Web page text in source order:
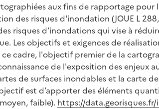
aux fins de rapportage pour
des risques d'inondation (JOUE L 288,
risques d’inondations qui vise à
Les objectifs et exigences de
cadre, l'objectif premier de la
de l'exposition des enjeux
de surfaces inondables et la carte
est d’apporter des éléments
faible). https://